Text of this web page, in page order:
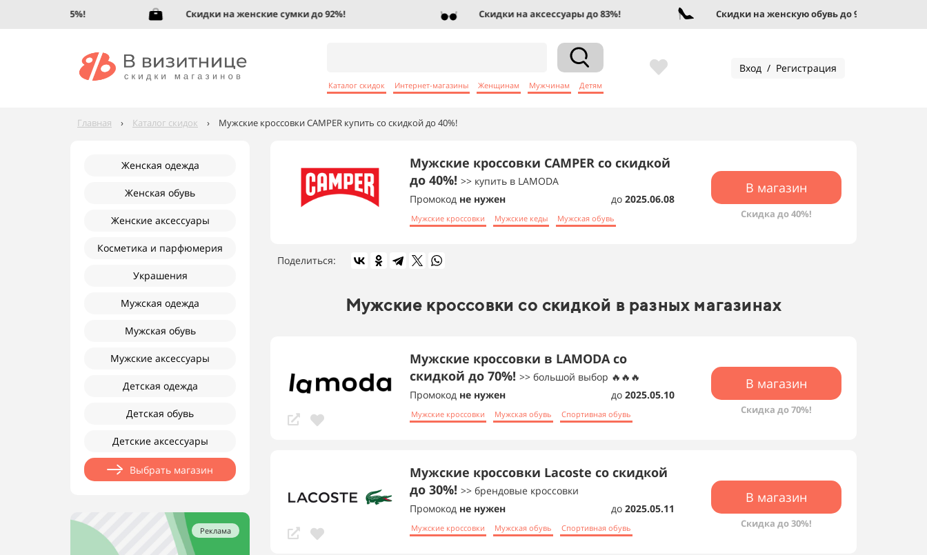
обувь до 95%! Скидки на женские сумки до 92%! Скидки на аксессуары до 83%! Скидки на женскую обувь до 95%!
Каталог скидок Интернет-магазины Женщинам Мужчинам Детям
Вход / Регистрация
Главная › Каталог скидок › Мужские кроссовки CAMPER купить со скидкой до 40%!
Женская одежда
Женская обувь
Женские аксессуары
Косметика и парфюмерия
Украшения
Мужская одежда
Мужская обувь
Мужские аксессуары
Детская одежда
Детская обувь
Детские аксессуары
Выбрать магазин
Реклама
Мужские кроссовки CAMPER со скидкой
до 40%! >> купить в LAMODA
Промокод не нужен до 2025.06.08
Мужские кроссовки Мужские кеды Мужская обувь
В магазин
Скидка до 40%!
Поделиться:
Мужские кроссовки со скидкой в разных магазинах
Мужские кроссовки в LAMODA со
скидкой до 70%! >> большой выбор 🔥🔥🔥
Промокод не нужен до 2025.05.10
Мужские кроссовки Мужская обувь Спортивная обувь
В магазин
Скидка до 70%!
Мужские кроссовки Lacoste со скидкой
до 30%! >> брендовые кроссовки
Промокод не нужен до 2025.05.11
Мужские кроссовки Мужская обувь Спортивная обувь
В магазин
Скидка до 30%!